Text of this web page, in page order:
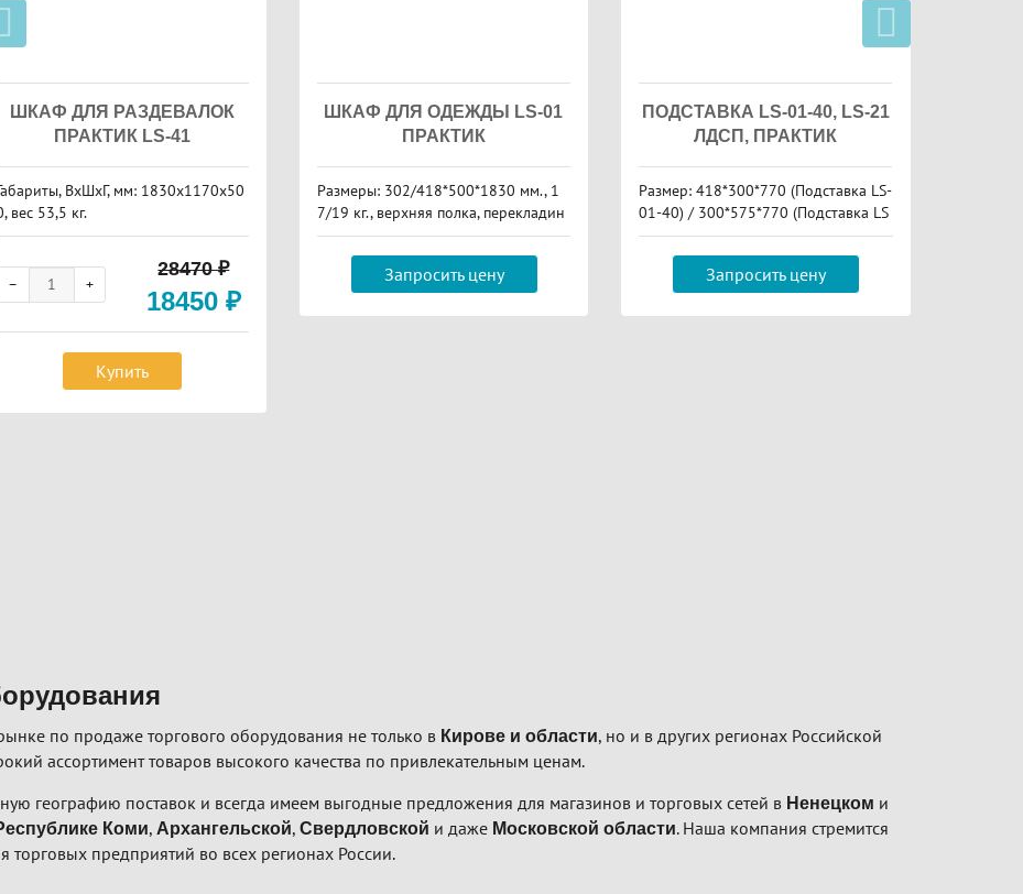
ШКАФ ДЛЯ РАЗДЕВАЛОК
ПРАКТИК LS-41
ВxШxГ, мм: 1830x1170x50
вес 53,5 кг.
28470₽
18450 ₽
Купить
ШКАФ ДЛЯ ОДЕЖДЫ LS-01
ПРАКТИК
Размеры: 302/418*500*1830 мм., 1
7/19 кг., верхняя полка, перекладин
а, замок, цвет серый
Запросить цену
ПОДСТАВКА LS-01-40, LS-21
ЛДСП, ПРАКТИК
Размер: 418*300*770 (Подставка LS-
01-40) / 300*575*770 (Подставка LS
-21)
Запросить цену
по продаже торгового оборудования не только в Кирове и области, но и в других регионах Российской
ассортимент товаров высокого качества по привлекательным ценам.
географию поставок и всегда имеем выгодные предложения для магазинов и торговых сетей в Ненецком и
Коми, Архангельской, Свердловской и даже Московской области. Наша компания стремится
торговых предприятий во всех регионах России.